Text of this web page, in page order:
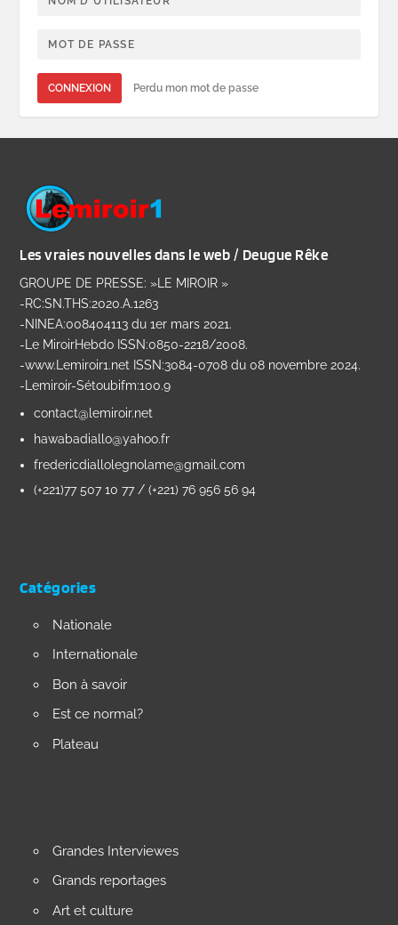
CONNEXION Perdu mon mot de passe
Les vraies nouvelles dans le web / Deugue Rêke
GROUPE DE PRESSE: »LE MIROIR »
-RC:SN.THS:2020.A.1263
-NINEA:008404113 du 1er mars 2021.
-Le MiroirHebdo ISSN:0850-2218/2008.
-www.Lemiroir1.net ISSN:3084-0708 du 08 novembre 2024.
-Lemiroir-Sétoubifm:100.9
contact@lemiroir.net
hawabadiallo@yahoo.fr
fredericdiallolegnolame@gmail.com
(+221)77 507 10 77 / (+221) 76 956 56 94
Catégories
Nationale
Internationale
Bon à savoir
Est ce normal?
Plateau
Grandes Interviewes
Grands reportages
Art et culture